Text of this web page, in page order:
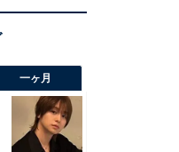
一ヶ月